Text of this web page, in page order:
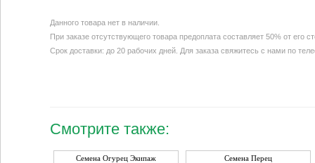
Данного товара нет в наличии.
При заказе отсутствующего товара предоплата составляет 50% от его
Срок доставки: до 20 рабочих дней. Для заказа свяжитесь с нами по
Смотрите также:
Семена Огурец Экипаж
Семена Перец